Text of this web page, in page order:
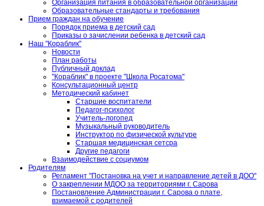
Организация питания в образовательной организации
Образовательные стандарты и требования
Прием граждан на обучение
Порядок приема в детский сад
Приказы о зачислении ребенка в детский сад
Наш "Кораблик"
Новости
План работы
Публичный доклад
"Кораблик" в проекте "Школа Росатома"
Консультационный центр
Методический кабинет
Старшие воспитатели
Педагог-психолог
Учитель-логопед
Музыкальный руководитель
Инструктор по физической культуре
Старшая медицинская сетсра
Другие педагоги
Взаимодействие с социумом
Родителям
Регламент "Постановка на учет и направление детей в ДОО"
О закреплении МДОО за территориями г. Сарова
Постановление Администрации г. Сарова о плате,
взимаемой с родителей